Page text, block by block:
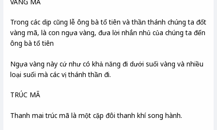
Trong các dịp cũng lễ ông bà tổ tiên và thần thánh chúng ta đốt
vàng mã, là con ngựa vàng, đưa lời nhắn nhủ của chúng ta đến
ông bà tổ tiên
Ngựa vàng này cứ như có khả năng đi dưới suối vàng và nhiều
loại suối mà các vị thánh thần đi.
TRÚC MÃ
Thanh mai trúc mã là một cặp đôi thanh khí song hành.